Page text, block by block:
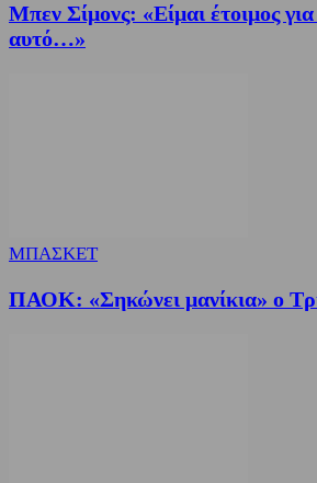
Μπεν Σίμονς: «Είμαι έτοιμος
αυτό…»
ΜΠΑΣΚΕΤ
ΠΑΟΚ: «Σηκώνει μανίκια» ο